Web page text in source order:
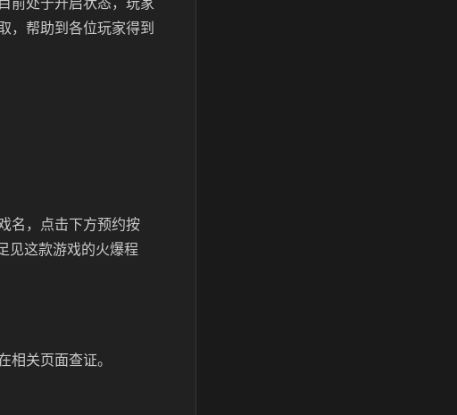
，帮助到各位玩家得到
名，点击下方预约按
见这款游戏的火爆程
关页面查证。